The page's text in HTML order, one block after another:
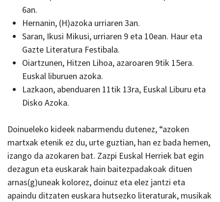
6an.
Hernanin, (H)azoka urriaren 3an.
Saran, Ikusi Mikusi, urriaren 9 eta 10ean. Haur eta
Gazte Literatura Festibala.
Oiartzunen, Hitzen Lihoa, azaroaren 9tik 15era.
Euskal liburuen azoka.
Lazkaon, abenduaren 11tik 13ra, Euskal Liburu eta
Disko Azoka.
Doinueleko kideek nabarmendu dutenez, “azoken
martxak etenik ez du, urte guztian, han ez bada hemen,
izango da azokaren bat. Zazpi Euskal Herriek bat egin
dezagun eta euskarak hain baitezpadakoak dituen
arnas(g)uneak kolorez, doinuz eta elez jantzi eta
apaindu ditzaten euskara hutsezko literaturak, musikak